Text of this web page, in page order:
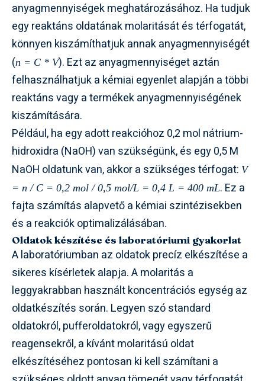
anyagmennyiségek meghatározásához. Ha tudjuk
egy reaktáns oldatának molaritását és térfogatát,
könnyen kiszámíthatjuk annak anyagmennyiségét
(n = C * V). Ezt az anyagmennyiséget aztán
felhasználhatjuk a kémiai egyenlet alapján a többi
reaktáns vagy a termékek anyagmennyiségének
kiszámítására.
Például, ha egy adott reakcióhoz 0,2 mol nátrium-
hidroxidra (NaOH) van szükségünk, és egy 0,5 M
NaOH oldatunk van, akkor a szükséges térfogat: V
= n / C = 0,2 mol / 0,5 mol/L = 0,4 L = 400 mL. Ez a
fajta számítás alapvető a kémiai szintézisekben
és a reakciók optimalizálásában.
Oldatok készítése és laboratóriumi gyakorlat
A laboratóriumban az oldatok precíz elkészítése a
sikeres kísérletek alapja. A molaritás a
leggyakrabban használt koncentrációs egység az
oldatkészítés során. Legyen szó standard
oldatokról, pufferoldatokról, vagy egyszerű
reagensekről, a kívánt molaritású oldat
elkészítéséhez pontosan ki kell számítani a